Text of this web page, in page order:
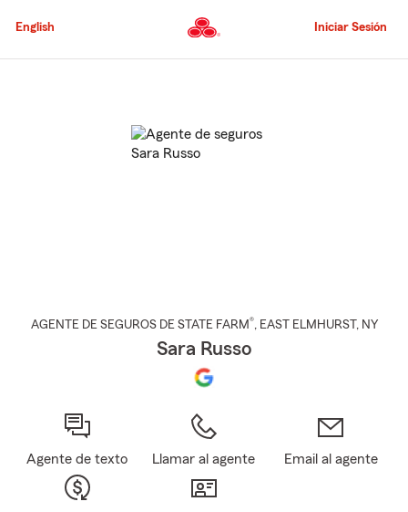
al
principal
English Iniciar Sesión
AGENTE DE SEGUROS DE STATE FARM®, EAST ELMHURST , NY
Sara Russo
Agente de texto Llamar al agente Email al agente